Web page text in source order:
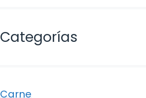
Categorías
Carne